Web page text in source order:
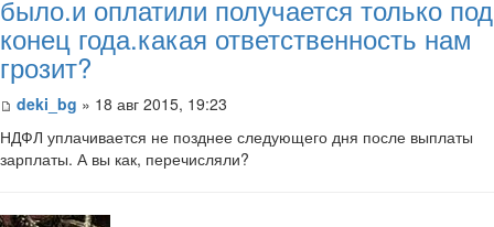
было.и оплатили получается только под
конец года.какая ответственность нам
грозит?
deki_bg » 18 авг 2015, 19:23
НДФЛ уплачивается не позднее следующего дня после выплаты
зарплаты. А вы как, перечисляли?